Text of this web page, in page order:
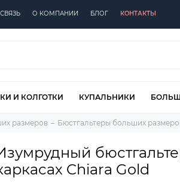
О КОМПАНИИ БЛОГ КОНТАКТЫ
И КОЛГОТКИ КУПАЛЬНИКИ
размеров Бюстгальтеры больших
Chiara Gold